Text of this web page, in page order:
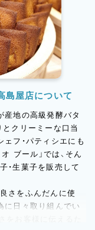
島屋店について
産地の高級発酵バタ
とクリーミーな口当
フ・パティシエにも
ブール」では、そん
・生菓子を販売して
さをふんだんに使
に日々取り組んでい
をお客様に伝えるた